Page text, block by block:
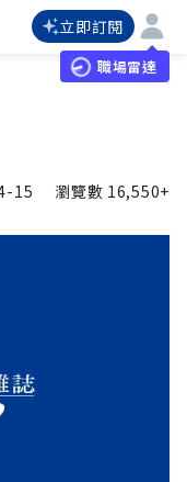
立即訂閱
職場雷達
15 瀏覽數 16,550+